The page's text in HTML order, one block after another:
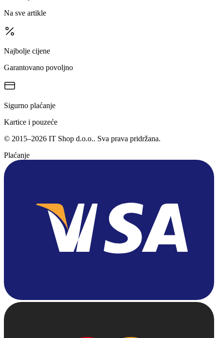
Na sve artikle
Najbolje cijene
Garantovano povoljno
Sigurno plaćanje
Kartice i pouzeće
© 2015–2026 IT Shop d.o.o.. Sva prava pridržana.
Plaćanje